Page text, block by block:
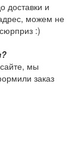
доставки и
можем не
:)
мы
заказ